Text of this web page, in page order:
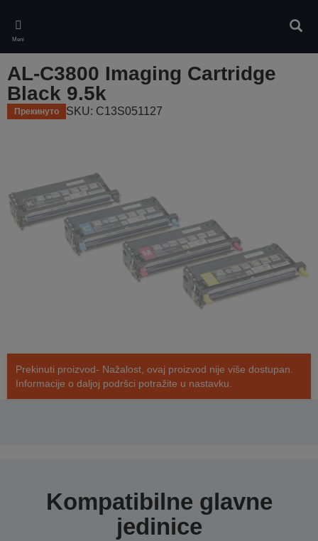
main
content
Meni
AL-C3800 Imaging Cartridge
Black 9.5k
Прекинуто SKU: C13S051127
Prekinuti proizvod- Nažalost, ovaj proizvod nije više dostupan.
Informacije o daljoj podršci potražite u nastavku.
Kompatibilne glavne
jedinice